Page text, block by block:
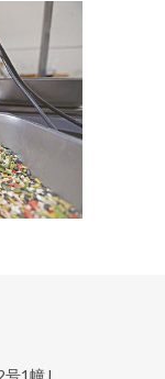
1幢J